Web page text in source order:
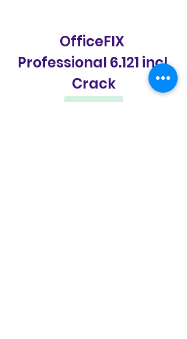
OfficeFIX
Professional 6.121 incl
Crack